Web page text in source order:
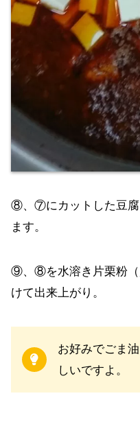
⑧、⑦にカットした豆腐
ます。
⑨、⑧を水溶き片栗粉（
けて出来上がり。
お好みでごま
しいですよ。